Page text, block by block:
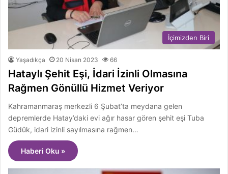
İçimizden Biri
Yaşadıkça 20 Nisan 2023 66
Hataylı Şehit Eşi, İdari İzinli Olmasına
Rağmen Gönüllü Hizmet Veriyor
Kahramanmaraş merkezli 6 Şubat’ta meydana gelen
depremlerde Hatay’daki evi ağır hasar gören şehit eşi Tuba
Güdük, idari izinli sayılmasına rağmen…
Haberi Oku »